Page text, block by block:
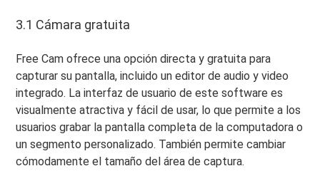
3.1 Cámara gratuita
Free Cam ofrece una opción directa y gratuita para
capturar su pantalla, incluido un editor de audio y video
integrado. La interfaz de usuario de este software es
visualmente atractiva y fácil de usar, lo que permite a los
usuarios grabar la pantalla completa de la computadora o
un segmento personalizado. También permite cambiar
cómodamente el tamaño del área de captura.